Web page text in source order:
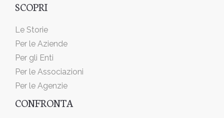
SCOPRI
Le Storie
Per le Aziende
Per gli Enti
Per le Associazioni
Per le Agenzie
CONFRONTA